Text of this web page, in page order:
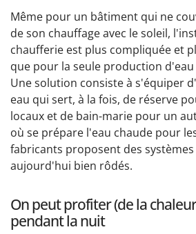
Même pour un bâtiment qui ne
de son chauffage avec le soleil,
chaufferie est plus compliquée et
que pour la seule production
Une solution consiste à s'équiper
eau qui sert, à la fois, de réserve
locaux et de bain-marie pour un
où se prépare l'eau chaude pour
fabricants proposent des
aujourd'hui bien rôdés.
On peut profiter (de la
pendant la nuit